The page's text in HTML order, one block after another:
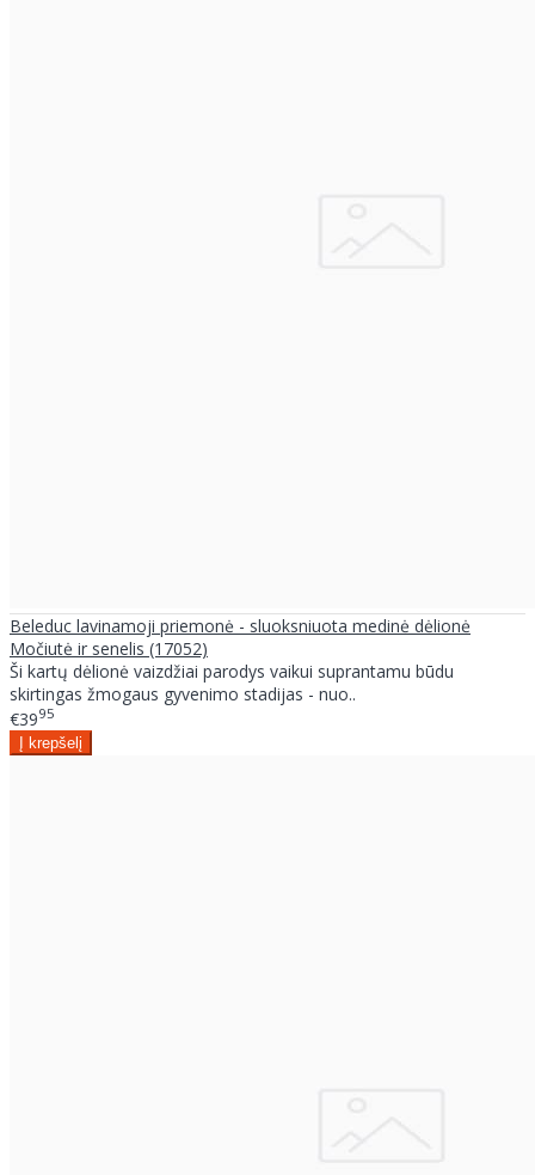
Beleduc lavinamoji priemonė - sluoksniuota medinė dėlionė
Močiutė ir senelis (17052)
Ši kartų dėlionė vaizdžiai parodys vaikui suprantamu būdu
skirtingas žmogaus gyvenimo stadijas - nuo..
€3995